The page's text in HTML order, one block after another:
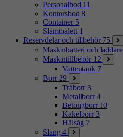
Personalbod 11
Kontorsbod 8
Container 5
Slamtoalett 1
Reservdelar och tillbehör 75
Maskinbatteri och laddare
Maskintillbehör 12
Vattentank 7
Borr 29
Träborr 3
Metallborr 4
Betongborr 10
Kakelborr 3
Hålsåg 7
Slang 4